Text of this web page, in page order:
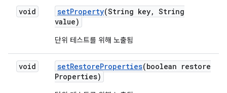
void setProperty(String key, String
value)
단위 테스트를 위해 노출됨
void setRestoreProperties(boolean restore
Properties)